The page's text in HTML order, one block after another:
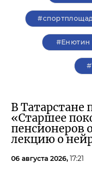
#Енютин
В Татарстане
«Старшее
пенсионеров
лекцию о
06 августа 2026, 17:21